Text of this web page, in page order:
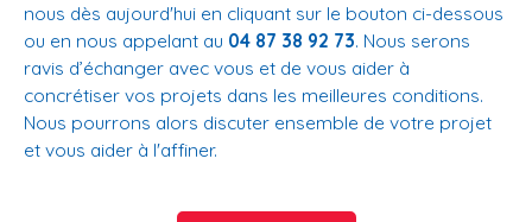
nous dès aujourd'hui en cliquant sur le bouton ci-dessous
ou en nous appelant au 04 87 38 92 73. Nous serons
ravis d’échanger avec vous et de vous aider à
concrétiser vos projets dans les meilleures conditions.
Nous pourrons alors discuter ensemble de votre projet
et vous aider à l'affiner.